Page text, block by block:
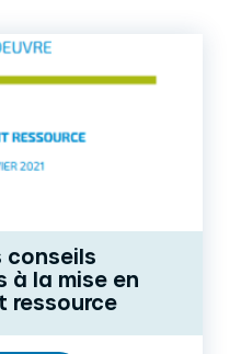
conseils
à la mise en
ressource